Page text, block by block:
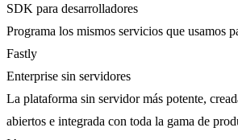
SDK para desarrolladores
Programa los mismos servicios que usamos
Fastly
Enterprise sin servidores
La plataforma sin servidor más potente,
abiertos e integrada con toda la gama de